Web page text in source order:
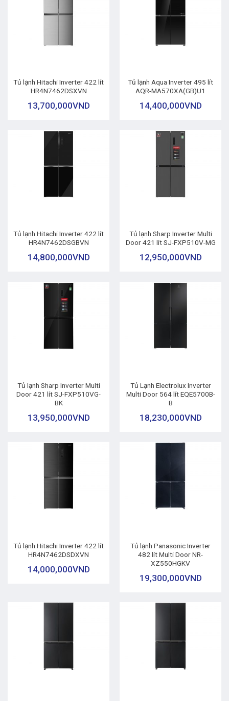
Tủ lạnh Hitachi Inverter 422 lít
HR4N7462DSXVN
13,700,000VND
Tủ lạnh Aqua Inverter 495 lít
AQR-MA570XA(GB)U1
14,400,000VND
Tủ lạnh Hitachi Inverter 422 lít
HR4N7462DSGBVN
14,800,000VND
Tủ lạnh Sharp Inverter Multi
Door 421 lít SJ-FXP510V-MG
12,950,000VND
Tủ lạnh Sharp Inverter Multi
Door 421 lít SJ-FXP510VG-
BK
13,950,000VND
Tủ Lạnh Electrolux Inverter
Multi Door 564 lít EQE5700B-
B
18,230,000VND
Tủ lạnh Hitachi Inverter 422 lít
HR4N7462DSDXVN
14,000,000VND
Tủ lạnh Panasonic Inverter
482 lít Multi Door NR-
XZ550HGKV
19,300,000VND